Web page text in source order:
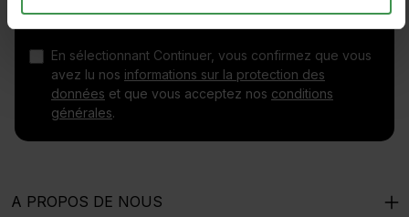
En sélectionnant Continuer, vous confirmez que vous
avez lu nos informations sur la protection des
données et que vous acceptez nos conditions
générales.
A PROPOS DE NOUS